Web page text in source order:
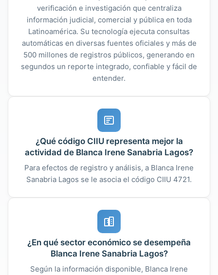
verificación e investigación que centraliza
información judicial, comercial y pública en toda
Latinoamérica. Su tecnología ejecuta consultas
automáticas en diversas fuentes oficiales y más de
500 millones de registros públicos, generando en
segundos un reporte integrado, confiable y fácil de
entender.
¿Qué código CIIU representa mejor la
actividad de Blanca Irene Sanabria Lagos?
Para efectos de registro y análisis, a Blanca Irene
Sanabria Lagos se le asocia el código CIIU 4721.
¿En qué sector económico se desempeña
Blanca Irene Sanabria Lagos?
Según la información disponible, Blanca Irene